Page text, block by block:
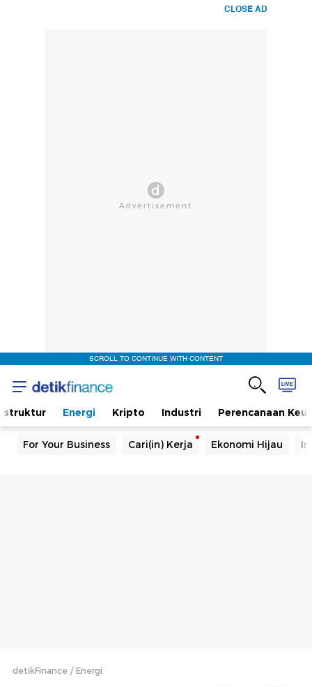
CLOSE AD
SCROLL TO CONTINUE WITH CONTENT
Energi Kripto Industri Perencanaan
For Your Business Cari(in) Kerja Ekonomi Hijau
detikFinance Energi